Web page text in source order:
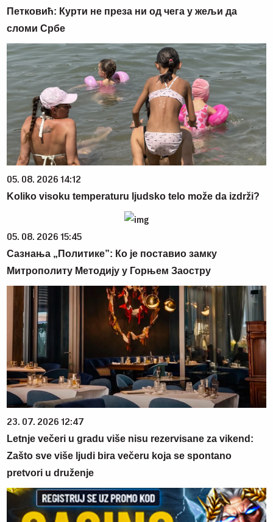
Петковић: Курти не преза ни од чега у жељи да
сломи Србе
05. 08. 2026 14:12
Koliko visoku temperaturu ljudsko telo može da izdrži?
05. 08. 2026 15:45
Сазнања „Политике”: Ко је поставио замку
Митрополиту Методију у Горњем Заостру
23. 07. 2026 12:47
Letnje večeri u gradu više nisu rezervisane za vikend:
Zašto sve više ljudi bira večeru koja se spontano
pretvori u druženje